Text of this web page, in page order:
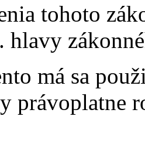
tohoto
hlavy
má sa
právoplatne